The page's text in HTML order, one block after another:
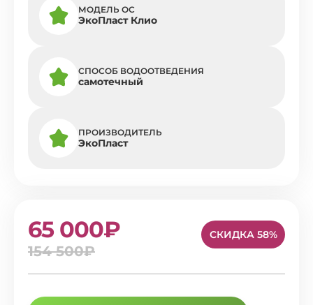
МОДЕЛЬ ОС
ЭкоПласт Клио
СПОСОБ ВОДООТВЕДЕНИЯ
самотечный
ПРОИЗВОДИТЕЛЬ
ЭкоПласт
65 000₽
154 500₽
СКИДКА 58%